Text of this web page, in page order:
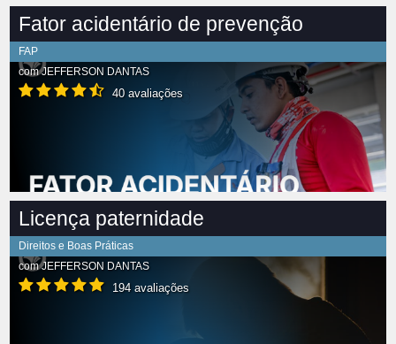
Fator acidentário de prevenção
FAP
comJEFFERSON DANTAS
40 avaliações
Licença paternidade
Direitos e Boas Práticas
comJEFFERSON DANTAS
194 avaliações